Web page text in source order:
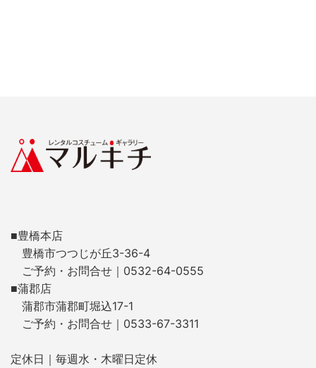
■豊橋本店
豊橋市つつじが丘3-36-4
ご予約・お問合せ｜0532-64-0555
■蒲郡店
蒲郡市蒲郡町堀込17-1
ご予約・お問合せ｜0533-67-3311
定休日｜毎週水・木曜日定休